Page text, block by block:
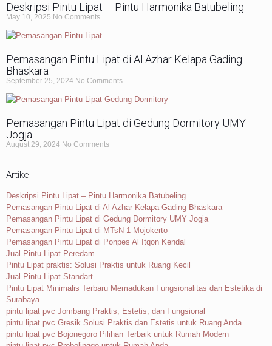
Deskripsi Pintu Lipat – Pintu Harmonika Batubeling
May 10, 2025 No Comments
Pemasangan Pintu Lipat di Al Azhar Kelapa Gading
Bhaskara
September 25, 2024 No Comments
Pemasangan Pintu Lipat di Gedung Dormitory UMY
Jogja
August 29, 2024 No Comments
Artikel
Deskripsi Pintu Lipat – Pintu Harmonika Batubeling
Pemasangan Pintu Lipat di Al Azhar Kelapa Gading Bhaskara
Pemasangan Pintu Lipat di Gedung Dormitory UMY Jogja
Pemasangan Pintu Lipat di MTsN 1 Mojokerto
Pemasangan Pintu Lipat di Ponpes Al Itqon Kendal
Jual Pintu Lipat Peredam
Pintu Lipat praktis: Solusi Praktis untuk Ruang Kecil
Jual Pintu Lipat Standart
Pintu Lipat Minimalis Terbaru Memadukan Fungsionalitas dan Estetika di
Surabaya
pintu lipat pvc Jombang Praktis, Estetis, dan Fungsional
pintu lipat pvc Gresik Solusi Praktis dan Estetis untuk Ruang Anda
pintu lipat pvc Bojonegoro Pilihan Terbaik untuk Rumah Modern